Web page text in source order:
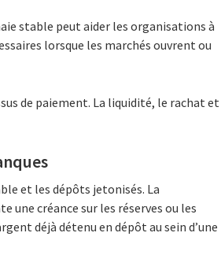
stable peut aider les organisations à
lorsque les marchés ouvrent ou
de paiement. La liquidité, le rachat et
et les dépôts jetonisés. La
créance sur les réserves ou les
déjà détenu en dépôt au sein d’une